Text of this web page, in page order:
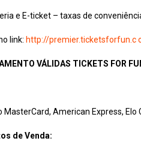
e E-ticket – taxas de
link: http://premier.ticketsforfun.c
VÁLIDAS TICKETS FOR
American Express, Elo
de Venda: